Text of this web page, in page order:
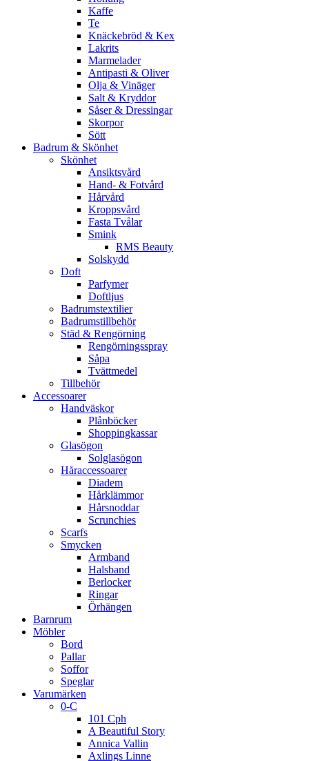
Kaffe
Te
Knäckebröd & Kex
Lakrits
Marmelader
Antipasti & Oliver
Olja & Vinäger
Salt & Kryddor
Såser & Dressingar
Skorpor
Sött
Badrum & Skönhet
Skönhet
Ansiktsvård
Hand- & Fotvård
Hårvård
Kroppsvård
Fasta Tvålar
Smink
RMS Beauty
Solskydd
Doft
Parfymer
Doftljus
Badrumstextilier
Badrumstillbehör
Städ & Rengörning
Rengörningsspray
Såpa
Tvättmedel
Tillbehör
Accessoarer
Handväskor
Plånböcker
Shoppingkassar
Glasögon
Solglasögon
Håraccessoarer
Diadem
Hårklämmor
Hårsnoddar
Scrunchies
Scarfs
Smycken
Armband
Halsband
Berlocker
Ringar
Örhängen
Barnrum
Möbler
Bord
Pallar
Soffor
Speglar
Varumärken
0-C
101 Cph
A Beautiful Story
Annica Vallin
Axlings Linne